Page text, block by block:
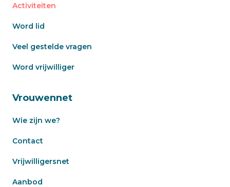
Activiteiten
Word lid
Veel gestelde vragen
Word vrijwilliger
Vrouwennet
Wie zijn we?
Contact
Vrijwilligersnet
Aanbod